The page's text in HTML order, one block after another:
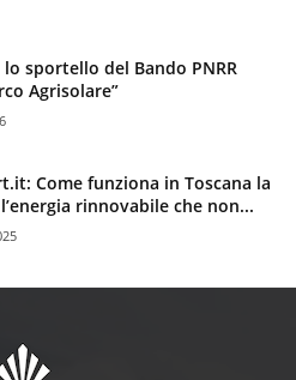
sportello del Bando PNRR
Agrisolare”
Come funziona in Toscana la
rinnovabile che non...